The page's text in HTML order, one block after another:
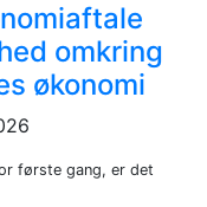
omkring
økonomi
første gang, er det